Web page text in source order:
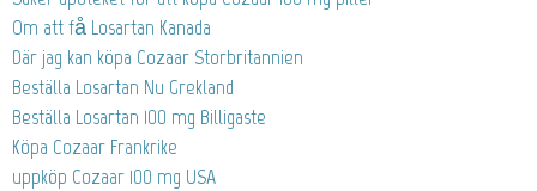
Om att få Losartan Kanada
Där jag kan köpa Cozaar Storbritannien
Beställa Losartan Nu Grekland
Beställa Losartan 100 mg Billigaste
Köpa Cozaar Frankrike
uppköp Cozaar 100 mg USA